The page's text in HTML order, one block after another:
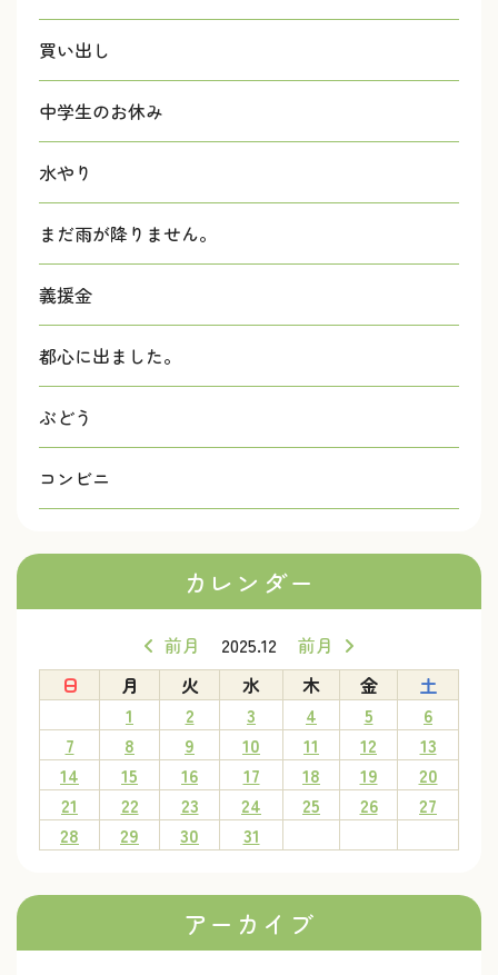
買い出し
中学生のお休み
水やり
まだ雨が降りません。
義援金
都心に出ました。
ぶどう
コンビニ
カレンダー
前月 2025.12
前月
日
月 火 水 木 金
土
1
2 3 4 5
6
7
8 9 10 11 12
13
14
15 16 17 18 19
20
21
22 23 24 25 26
27
28
29 30 31
アーカイブ